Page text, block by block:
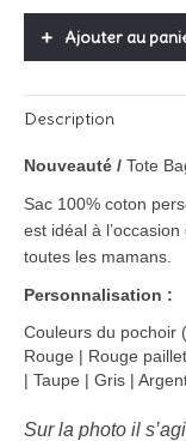
quantityAjouter au
Description
Nouveauté / Tote
Sac 100% coton
est idéal à
toutes les mamans.
Personnalisation :
Couleurs du pochoir
Rouge | Rouge
| Taupe | Gris |
Sur la photo il